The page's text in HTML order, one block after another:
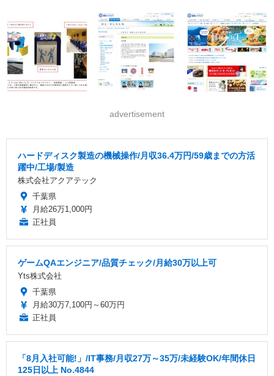
advertisement
ハードディスク製造の機械操作/月収36.4万円/59歳までの方活
躍中/工場/製造
株式会社アクアテック
千葉県
月給26万1,000円
正社員
ゲームQAエンジニア/品質チェック/月給30万以上可
Yts株式会社
千葉県
月給30万7,100円～60万円
正社員
「8月入社可能!」/IT事務/月収27万～35万/未経験OK/年間休日
125日以上 No.4844